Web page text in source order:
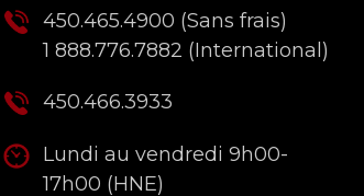
450.465.4900 (Sans frais)
1 888.776.7882 (International)
450.466.3933
Lundi au vendredi 9h00-
17h00 (HNE)